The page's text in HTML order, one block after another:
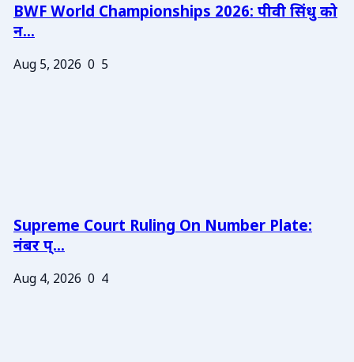
BWF World Championships 2026: पीवी सिंधु को
न...
Aug 5, 2026 0 5
Supreme Court Ruling On Number Plate:
नंबर प्...
Aug 4, 2026 0 4